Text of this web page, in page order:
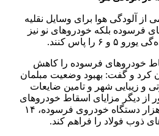
آلودگی هوا برای وسایل نقلیه
فرسوده بلکه خودروهای نو نیز
۶ را پاس کنند.
خودروهای فرسوده را کاهش
کرد و گفت: بهبود وضعیت مبلمان
و زیبایی شهر و تامین ضایعات
از دیگر مزایای اسقاط خودروهای
فرسوده است. اسقاط ۶۰۰ هزار دستگاه خودروی فرسوده، ۱۴
ذوب فولاد را فراهم کند.